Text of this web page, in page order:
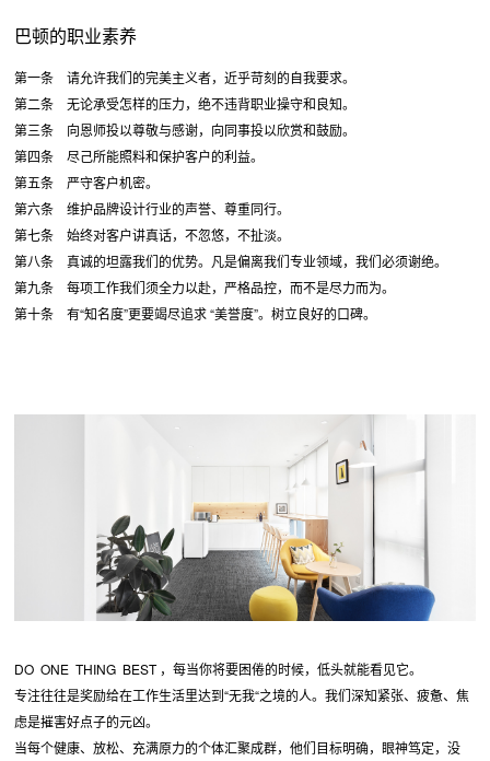
巴顿的职业素养
第一条 请允许我们的完美主义者，近乎苛刻的自我要求。
第二条 无论承受怎样的压力，绝不违背职业操守和良知。
第三条 向恩师投以尊敬与感谢，向同事投以欣赏和鼓励。
第四条 尽己所能照料和保护客户的利益。
第五条 严守客户机密。
第六条 维护品牌设计行业的声誉、尊重同行。
第七条 始终对客户讲真话，不忽悠，不扯淡。
第八条 真诚的坦露我们的优势。凡是偏离我们专业领域，我们必须谢绝。
第九条 每项工作我们须全力以赴，严格品控，而不是尽力而为。
第十条 有“知名度”更要竭尽追求 “美誉度”。树立良好的口碑。
DO ONE THING BEST ，每当你将要困倦的时候，低头就能看见它。
专注往往是奖励给在工作生活里达到“无我“之境的人。我们深知紧张、疲惫、焦
虑是摧害好点子的元凶。
当每个健康、放松、充满原力的个体汇聚成群，他们目标明确，眼神笃定，没